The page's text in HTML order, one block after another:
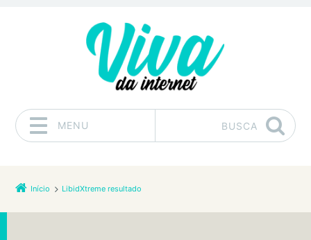
MENU BUSCA
Início LibidXtreme resultado